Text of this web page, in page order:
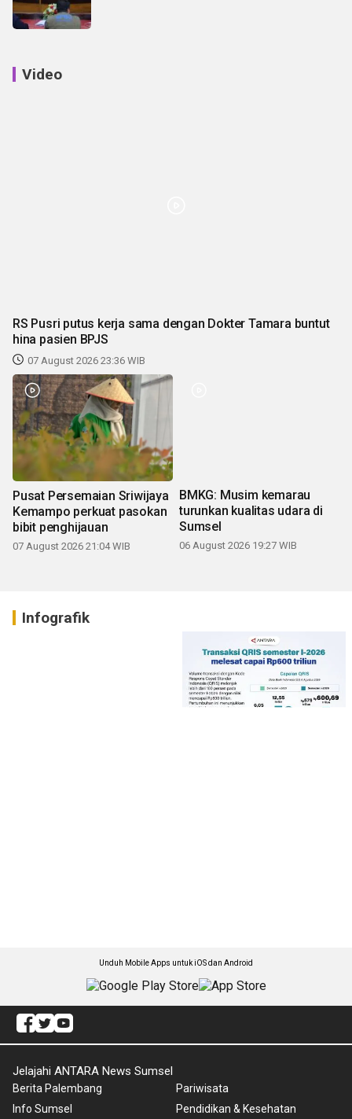
Video
RS Pusri putus kerja sama dengan Dokter Tamara buntut
hina pasien BPJS
07 August 2026 23:36 WIB
Pusat Persemaian Sriwijaya
Kemampo perkuat pasokan
bibit penghijauan
07 August 2026 21:04 WIB
BMKG: Musim kemarau
turunkan kualitas udara di
Sumsel
06 August 2026 19:27 WIB
Infografik
Unduh Mobile Apps untuk iOS dan Android
Jelajahi ANTARA News Sumsel
Berita Palembang
Info Sumsel
Pariwisata
Pendidikan & Kesehatan